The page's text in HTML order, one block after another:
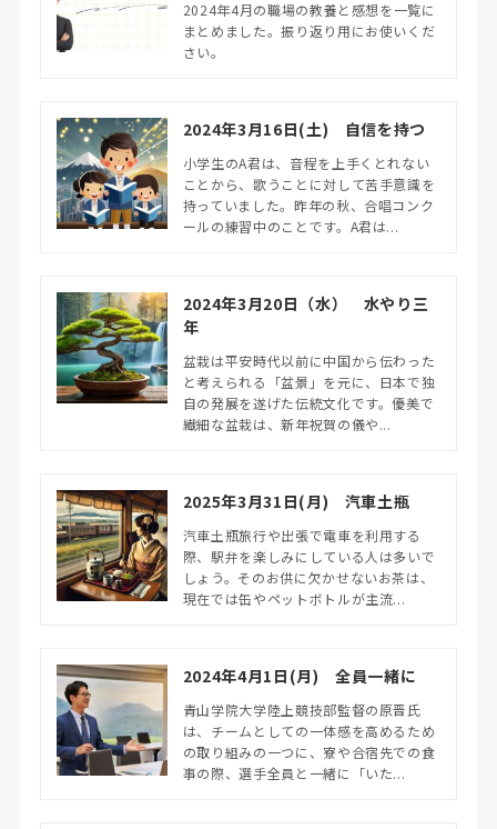
2024年4月の職場の教養と感想を一覧に
まとめました。振り返り用にお使いくだ
さい。
2024年3月16日(土) 自信を持つ
小学生のA君は、音程を上手くとれない
ことから、歌うことに対して苦手意識を
持っていました。昨年の秋、合唱コンク
ールの練習中のことです。A君は...
2024年3月20日（水） 水やり三
年
盆栽は平安時代以前に中国から伝わった
と考えられる「盆景」を元に、日本で独
自の発展を遂げた伝統文化です。優美で
繊細な盆栽は、新年祝賀の儀や...
2025年3月31日(月) 汽車土瓶
汽車土瓶旅行や出張で電車を利用する
際、駅弁を楽しみにしている人は多いで
しょう。そのお供に欠かせないお茶は、
現在では缶やペットボトルが主流...
2024年4月1日(月) 全員一緒に
青山学院大学陸上競技部監督の原晋氏
は、チームとしての一体感を高めるため
の取り組みの一つに、寮や合宿先での食
事の際、選手全員と一緒に「いた...